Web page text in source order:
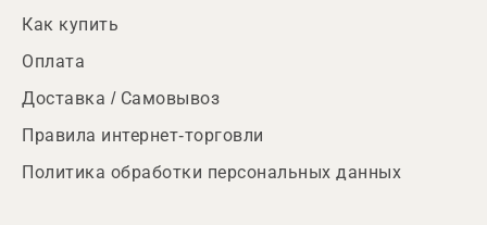
Как купить
Оплата
Доставка / Самовывоз
Правила интернет-торговли
Политика обработки персональных данных